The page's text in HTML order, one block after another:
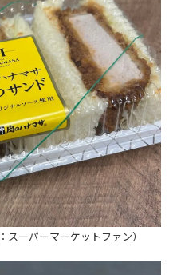
スーパーマーケットファン）